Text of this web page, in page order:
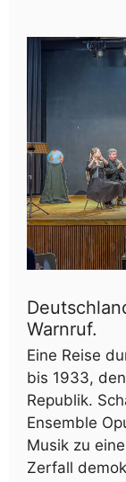
Warnruf.
Eine Reise
bis 1933,
Republik.
Ensemble
Musik zu
Zerfall